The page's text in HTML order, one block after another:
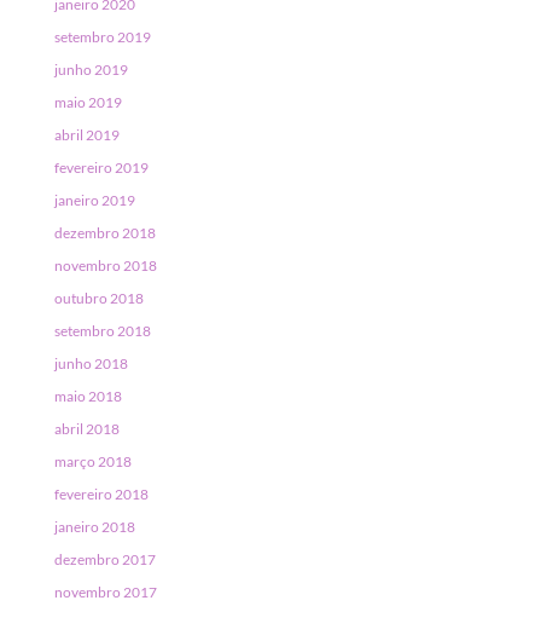
janeiro 2020
setembro 2019
junho 2019
maio 2019
abril 2019
fevereiro 2019
janeiro 2019
dezembro 2018
novembro 2018
outubro 2018
setembro 2018
junho 2018
maio 2018
abril 2018
março 2018
fevereiro 2018
janeiro 2018
dezembro 2017
novembro 2017